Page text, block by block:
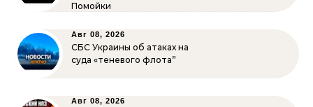
Помойки
Авг 08, 2026
СБС Украины об атаках на
суда «теневого флота”
Авг 08, 2026